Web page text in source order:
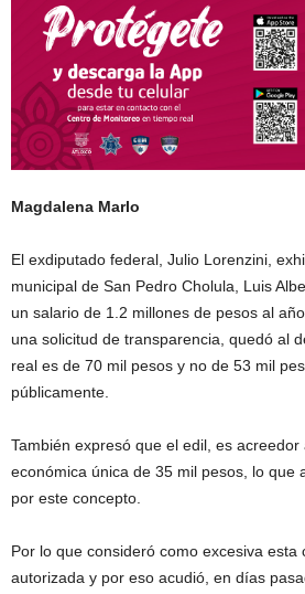
Magdalena Marlo
El exdiputado federal, Julio Lorenzini,
municipal de San Pedro Cholula, Luis
un salario de 1.2 millones de pesos al
una solicitud de transparencia, quedó al
real es de 70 mil pesos y no de 53 mil
públicamente.
También expresó que el edil, es
económica única de 35 mil pesos, lo que
por este concepto.
Por lo que consideró como excesiva esta
autorizada y por eso acudió, en días